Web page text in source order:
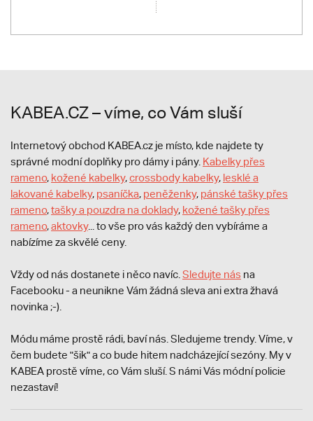
KABEA.CZ – víme, co Vám sluší
Internetový obchod KABEA.cz je místo, kde najdete ty
správné modní doplňky pro dámy i pány. Kabelky přes
rameno, kožené kabelky,crossbody kabelky, lesklé a
lakované kabelky, psaníčka, peněženky, pánské tašky přes
rameno,tašky a pouzdra na doklady, kožené tašky přes
rameno,aktovky... to vše pro vás každý den vybíráme a
nabízíme za skvělé ceny.
Vždy od nás dostanete i něco navíc. Sledujte nás na
Facebooku - a neunikne Vám žádná sleva ani extra žhavá
novinka ;-).
Módu máme prostě rádi, baví nás. Sledujeme trendy. Víme, v
čem budete "šik" a co bude hitem nadcházející sezóny. My v
KABEA prostě víme, co Vám sluší. S námi Vás módní policie
nezastaví!